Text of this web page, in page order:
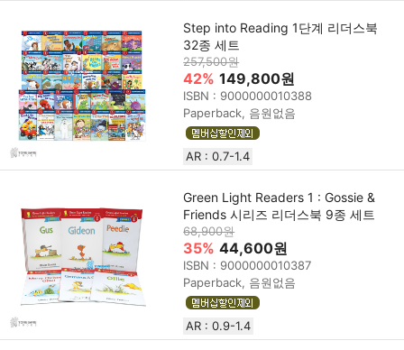
Step into Reading 1단계 리더스북
32종 세트
257,500원
42% 149,800원
ISBN : 9000000010388
Paperback, 음원없음
AR : 0.7-1.4
Green Light Readers 1 : Gossie &
Friends 시리즈 리더스북 9종 세트
68,900원
35% 44,600원
ISBN : 9000000010387
Paperback, 음원없음
AR : 0.9-1.4